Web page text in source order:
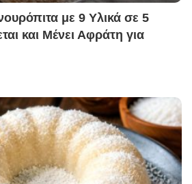
με 9 Υλικά σε 5
και Μένει Αφράτη για